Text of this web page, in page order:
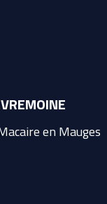
en Mauges